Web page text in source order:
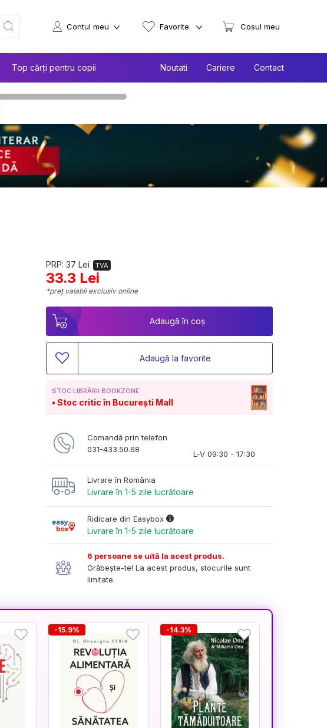
Top cărți pentru copii Noutati Cariere Contact
Contul meu Favorite Cosul meu
PRP: 37 Lei TVA
33.3 Lei
*preț valabil exclusiv online
Adaugă în coș
Adaugă la favorite
STOC LIBRĂRII BOOKZONE
Stoc critic în București Mall
Comandă prin telefon
031-433.50.68
L-V 09:30 - 17:30
Livrare în România
Livrare în 1-5 zile lucrătoare
Ridicare din Easybox
Livrare în 1-5 zile lucrătoare
6 persoane se uită la acest produs.
Grăbește-te! La acest produs, stocurile sunt
limitate.
-15.9% -14.3%